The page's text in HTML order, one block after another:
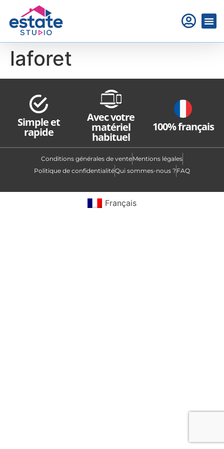
laforet
Simple et
rapide
Avec votre
matériel
habituel
100% français
Conditions générales de venteMentions légales
Politique de confidentialitéQui sommes-nous ? FAQ
Français